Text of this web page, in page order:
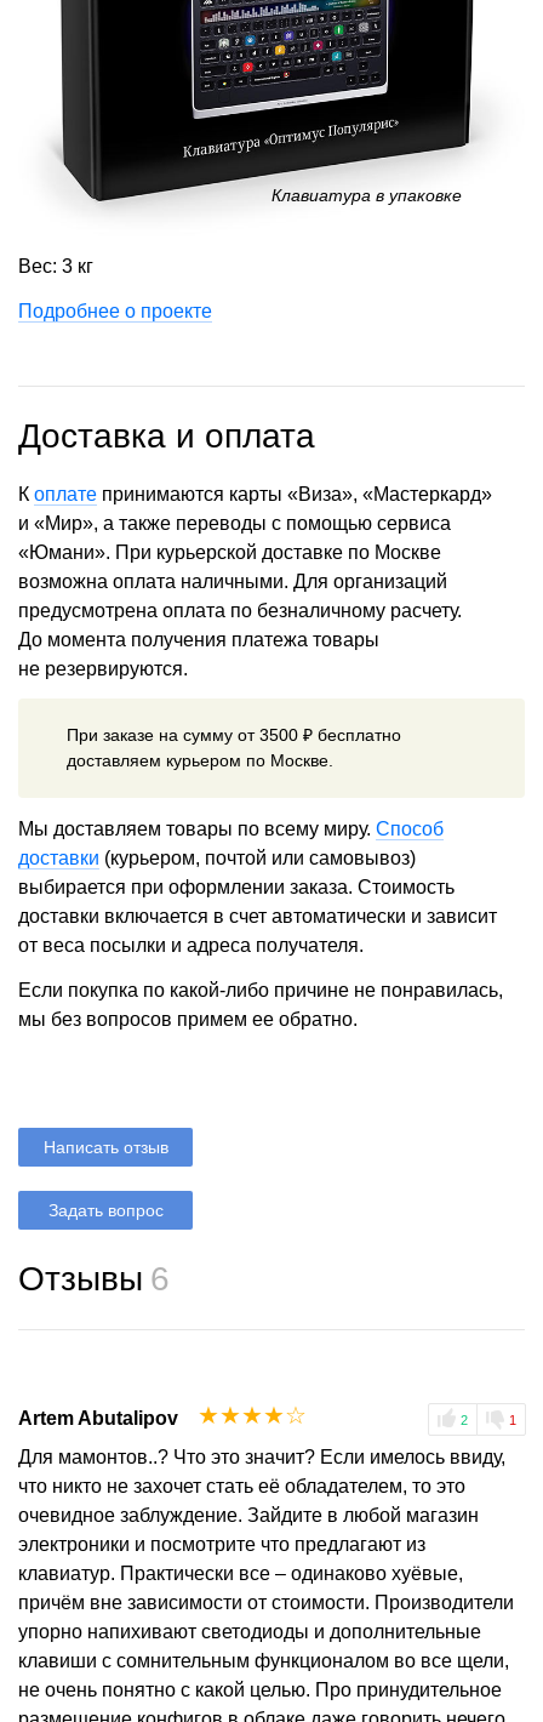
Клавиатура в упаковке
Вес: 3 кг
Подробнее о проекте
Доставка и оплата
К оплате принимаются карты «Виза», «Мастеркард»
и «Мир», а также переводы с помощью сервиса
«Юмани». При курьерской доставке по Москве
возможна оплата наличными. Для организаций
предусмотрена оплата по безналичному расчету.
До момента получения платежа товары
не резервируются.
При заказе на сумму от 3500 ₽ бесплатно
доставляем курьером по Москве.
Мы доставляем товары по всему миру. Способ
доставки (курьером, почтой или самовывоз)
выбирается при оформлении заказа. Стоимость
доставки включается в счет автоматически и зависит
от веса посылки и адреса получателя.
Если покупка по какой-либо причине не понравилась,
мы без вопросов примем ее обратно.
Написать отзыв
Задать вопрос
Отзывы 6
Artem Abutalipov 2 1
☆
☆
☆
☆
☆
Для мамонтов..? Что это значит? Если имелось ввиду,
что никто не захочет стать её обладателем, то это
очевидное заблуждение. Зайдите в любой магазин
электроники и посмотрите что предлагают из
клавиатур. Практически все – одинаково хуёвые,
причём вне зависимости от стоимости. Производители
упорно напихивают светодиоды и дополнительные
клавиши с сомнительным функционалом во все щели,
не очень понятно с какой целью. Про принудительное